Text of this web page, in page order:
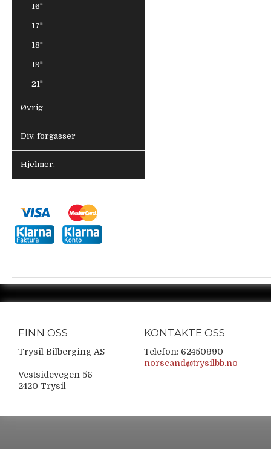
16"
17"
18"
19"
21"
Øvrig
Div. forgasser
Hjelmer.
FINN OSS
Trysil Bilberging AS
Vestsidevegen 56
2420 Trysil
KONTAKTE OSS
Telefon: 62450990
norscand@trysilbb.no